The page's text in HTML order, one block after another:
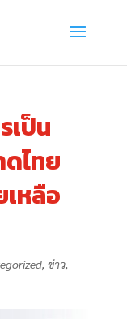
เป็น
ไทย
หลือ
, ข่าว,